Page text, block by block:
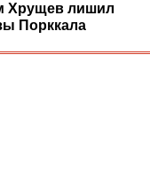
Хрущев лишил
Порккала